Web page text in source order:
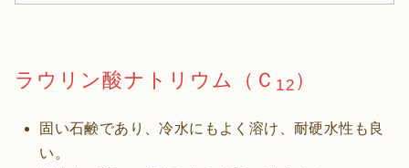
ラウリン酸ナトリウム（Ｃ 12 ）
固い石鹸であり、冷水にもよく溶け、耐硬水性も良
い。